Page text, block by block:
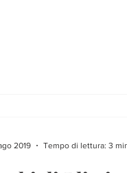
2019 Tempo di lettura: 3